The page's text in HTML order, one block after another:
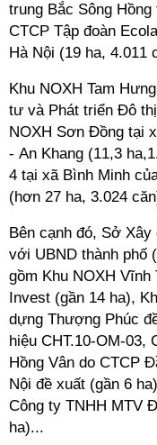
trung Bắc Sông
CTCP Tập đoàn
Hà Nội (19 ha, 4.011
Khu NOXH Tam
tư và Phát triển Đô
NOXH Sơn Đồng tại
- An Khang (11,3
4 tại xã Bình Minh
(hơn 27 ha, 3.024
Bên cạnh đó, Sở Xây
với UBND thành phố
gồm Khu NOXH Vĩnh
Invest (gần 14 ha),
dựng Thượng Phúc
hiệu CHT.10-OM-03,
Hồng Vân do CTCP
Nội đề xuất (gần 6
Công ty TNHH MTV
ha)...